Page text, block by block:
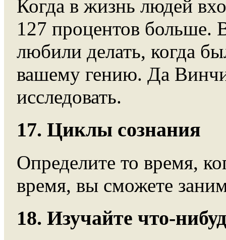
Когда в жизнь людей
127 процентов больше.
любили делать, когда
вашему гению. Да
исследовать.
17. Циклы сознания
Определите то время,
время, вы сможете
18. Изучайте что-